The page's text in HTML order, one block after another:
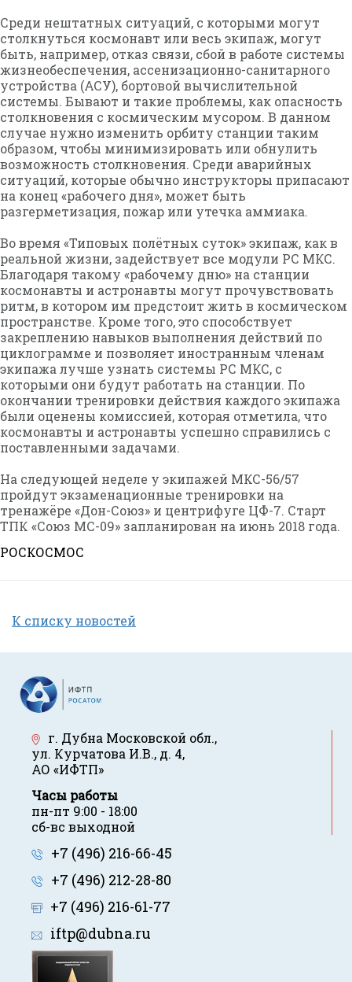
Среди нештатных ситуаций, с которыми могут
столкнуться космонавт или весь экипаж, могут
быть, например, отказ связи, сбой в работе системы
жизнеобеспечения, ассенизационно-санитарного
устройства (АСУ), бортовой вычислительной
системы. Бывают и такие проблемы, как опасность
столкновения с космическим мусором. В данном
случае нужно изменить орбиту станции таким
образом, чтобы минимизировать или обнулить
возможность столкновения. Среди аварийных
ситуаций, которые обычно инструкторы припасают
на конец «рабочего дня», может быть
разгерметизация, пожар или утечка аммиака.
Во время «Типовых полётных суток» экипаж, как в
реальной жизни, задействует все модули РС МКС.
Благодаря такому «рабочему дню» на станции
космонавты и астронавты могут прочувствовать
ритм, в котором им предстоит жить в космическом
пространстве. Кроме того, это способствует
закреплению навыков выполнения действий по
циклограмме и позволяет иностранным членам
экипажа лучше узнать системы РС МКС, с
которыми они будут работать на станции. По
окончании тренировки действия каждого экипажа
были оценены комиссией, которая отметила, что
космонавты и астронавты успешно справились с
поставленными задачами.
На следующей неделе у экипажей МКС-56/57
пройдут экзаменационные тренировки на
тренажёре «Дон-Союз» и центрифуге ЦФ-7. Старт
ТПК «Союз МС-09» запланирован на июнь 2018 года.
РОСКОСМОС
К списку новостей
г. Дубна Московской обл.,
ул. Курчатова И.В., д. 4,
АО «ИФТП»
Часы работы
пн-пт 9:00 - 18:00
сб-вс выходной
+7 (496) 216-66-45
+7 (496) 212-28-80
+7 (496) 216-61-77
iftp@dubna.ru